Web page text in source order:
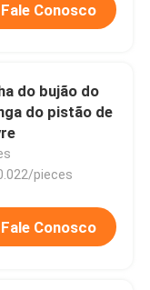
Fale Conosco
do bujão do
do pistão de
pieces
Fale Conosco